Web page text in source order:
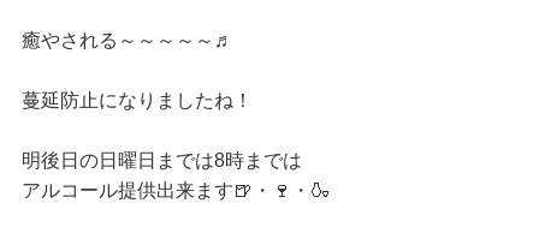
癒やされる～～～～～♬
蔓延防止になりましたね！
明後日の日曜日までは8時までは
アルコール提供出来ます🍺・🍷・🍶